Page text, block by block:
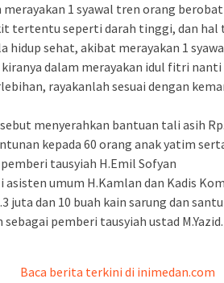
1 syawal tren orang
tertentu seperti darah tinggi, dan hal
hidup sehat, akibat merayakan 1
dalam merayakan idul fitri
rayakanlah sesuai dengan
menyerahkan bantuan tali asih
kepada 60 orang anak yatim
tausyiah H.Emil Sofyan
umum H.Kamlan dan Kadis
juta dan 10 buah kain sarung dan
pemberi tausyiah ustad
Baca berita terkini di inimedan.com